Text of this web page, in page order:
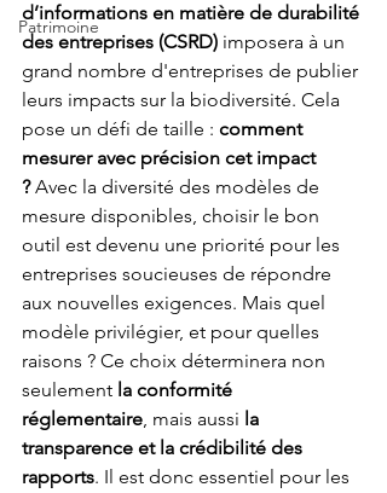
Patrimoine
d’informations en matière de durabilité
des entreprises (CSRD) imposera à un
grand nombre d'entreprises de publier
leurs impacts sur la biodiversité. Cela
pose un défi de taille : comment
mesurer avec précision cet impact
? Avec la diversité des modèles de
mesure disponibles, choisir le bon
outil est devenu une priorité pour les
entreprises soucieuses de répondre
aux nouvelles exigences. Mais quel
modèle privilégier, et pour quelles
raisons ? Ce choix déterminera non
seulement la conformité
réglementaire, mais aussi la
transparence et la crédibilité des
rapports. Il est donc essentiel pour les